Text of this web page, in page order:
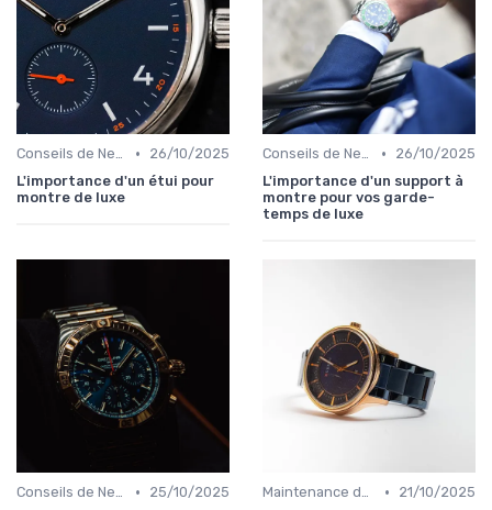
Conseils de Nettoyage et de Conservation •
26/10/2025
L'importance d'un étui pour
montre de luxe
Conseils de Nettoyage et de Conservation •
26/10/2025
L'importance d'un support à
montre pour vos garde-
temps de luxe
Conseils de Nettoyage et de Conservation •
25/10/2025
Maintenance des Montres de Luxe •
21/10/2025